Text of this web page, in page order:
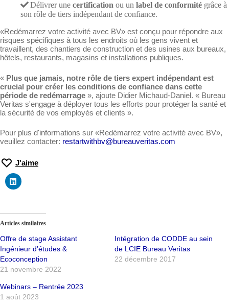
Délivrer une certification ou un label de conformité grâce à
son rôle de tiers indépendant de confiance.
«Redémarrez votre activité avec BV» est conçu pour répondre aux
risques spécifiques à tous les endroits où les gens vivent et
travaillent, des chantiers de construction et des usines aux bureaux,
hôtels, restaurants, magasins et installations publiques.
« Plus que jamais, notre rôle de tiers expert indépendant est
crucial pour créer les conditions de confiance dans cette
période de redémarrage », ajoute Didier Michaud-Daniel. « Bureau
Veritas s'engage à déployer tous les efforts pour protéger la santé et
la sécurité de vos employés et clients ».
Pour plus d'informations sur «Redémarrez votre activité avec BV»,
veuillez contacter: restartwithbv@bureauveritas.com
J'aime
Articles similaires
Offre de stage Assistant
Ingénieur d’études &
Ecoconception
21 novembre 2022
Intégration de CODDE au sein
de LCIE Bureau Veritas
22 décembre 2017
Webinars – Rentrée 2023
1 août 2023